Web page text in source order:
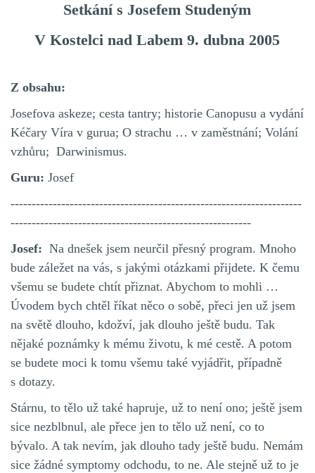
Setkání s Josefem Studeným
V Kostelci nad Labem 9. dubna 2005
Z obsahu:
Josefova askeze; cesta tantry; historie Canopusu a vydání
Kéčary Víra v gurua; O strachu … v zaměstnání; Volání
vzhůru; Darwinismus.
Guru: Josef
---------------------------------------------------------------------
---------------------------------------------------------
Josef: Na dnešek jsem neurčil přesný program. Mnoho
bude záležet na vás, s jakými otázkami přijdete. K čemu
všemu se budete chtít přiznat. Abychom to mohli …
Úvodem bych chtěl říkat něco o sobě, přeci jen už jsem
na světě dlouho, kdožví, jak dlouho ještě budu. Tak
nějaké poznámky k mému životu, k mé cestě. A potom
se budete moci k tomu všemu také vyjádřit, případně
s dotazy.
Stárnu, to tělo už také hapruje, už to není ono; ještě jsem
sice nezblbnul, ale přece jen to tělo už není, co to
bývalo. A tak nevím, jak dlouho tady ještě budu. Nemám
sice žádné symptomy odchodu, to ne. Ale stejně už to je